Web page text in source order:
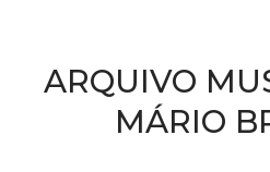
ARQUIVO
MÁRIO